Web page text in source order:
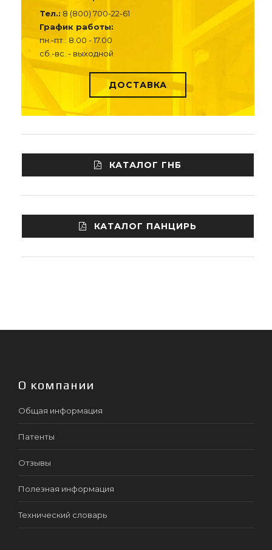
Тел.: 8 (800) 700-22-61
График работы:
пн.-пт.: 8.00 - 17.00
сб.-вс. - выходной
ДОСТАВКА
КАТАЛОГ ГНБ
КАТАЛОГ ПАНЦИРЬ
О компании
Общая информация
Патенты
Отзывы
Полезная информация
Технический словарь